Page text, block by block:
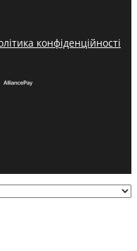
конфіденційності